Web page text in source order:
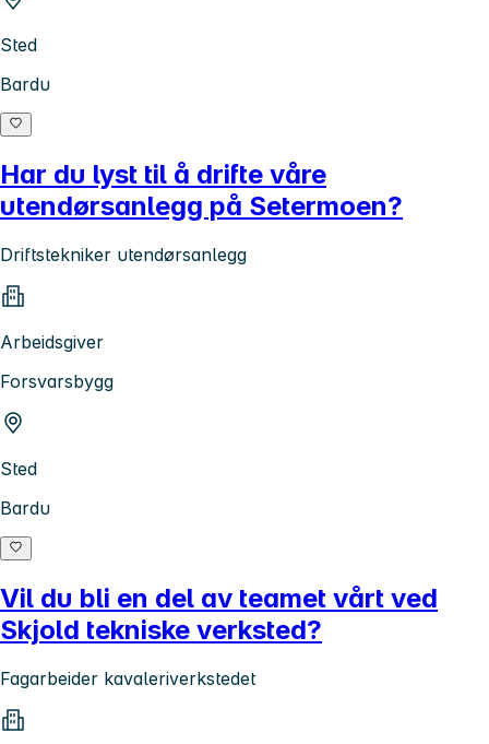
Sted
Bardu
Har du lyst til å drifte våre
utendørsanlegg på Setermoen?
Driftstekniker utendørsanlegg
Arbeidsgiver
Forsvarsbygg
Sted
Bardu
Vil du bli en del av teamet vårt ved
Skjold tekniske verksted?
Fagarbeider kavaleriverkstedet